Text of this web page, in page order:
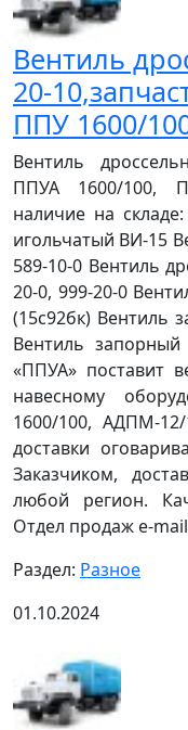
Вентиль
20-
ППУ 1600/
Вентиль
ППУА 1600/100,
наличие на
игольчатый ВИ-15
589-10-0 Вентиль
20-0, 999-20-0
(15с92бк) Вентиль
Вентиль
«ППУА» поставит
навесному
1600/100, АДПМ-
доставки
Заказчиком,
любой регион.
Отдел продаж e-
Раздел: Разное
01.10.2024